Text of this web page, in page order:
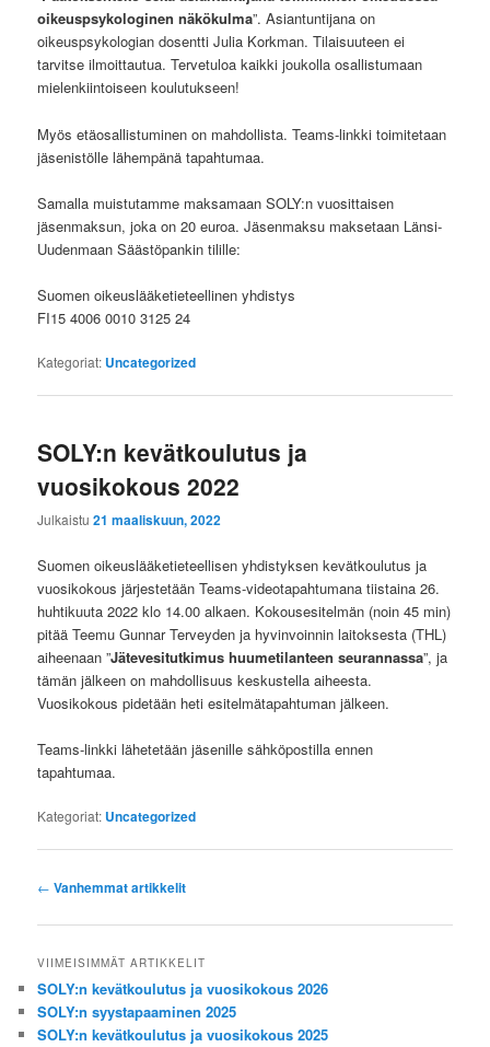
oikeuspsykologinen näkökulma”. Asiantuntijana on
oikeuspsykologian dosentti Julia Korkman. Tilaisuuteen ei
tarvitse ilmoittautua. Tervetuloa kaikki joukolla osallistumaan
mielenkiintoiseen koulutukseen!
Myös etäosallistuminen on mahdollista. Teams-linkki toimitetaan
jäsenistölle lähempänä tapahtumaa.
Samalla muistutamme maksamaan SOLY:n vuosittaisen
jäsenmaksun, joka on 20 euroa. Jäsenmaksu maksetaan Länsi-
Uudenmaan Säästöpankin tilille:
Suomen oikeuslääketieteellinen yhdistys
FI15 4006 0010 3125 24
Kategoriat: Uncategorized
SOLY:n kevätkoulutus ja
vuosikokous 2022
Julkaistu21 maaliskuun, 2022
Suomen oikeuslääketieteellisen yhdistyksen kevätkoulutus ja
vuosikokous järjestetään Teams-videotapahtumana tiistaina 26.
huhtikuuta 2022 klo 14.00 alkaen. Kokousesitelmän (noin 45 min)
pitää Teemu Gunnar Terveyden ja hyvinvoinnin laitoksesta (THL)
aiheenaan ”Jätevesitutkimus huumetilanteen seurannassa”, ja
tämän jälkeen on mahdollisuus keskustella aiheesta.
Vuosikokous pidetään heti esitelmätapahtuman jälkeen.
Teams-linkki lähetetään jäsenille sähköpostilla ennen
tapahtumaa.
Kategoriat: Uncategorized
Artikkelien
← Vanhemmat artikkelit
VIIMEISIMMÄT ARTIKKELIT
SOLY:n kevätkoulutus ja vuosikokous 2026
SOLY:n syystapaaminen 2025
SOLY:n kevätkoulutus ja vuosikokous 2025